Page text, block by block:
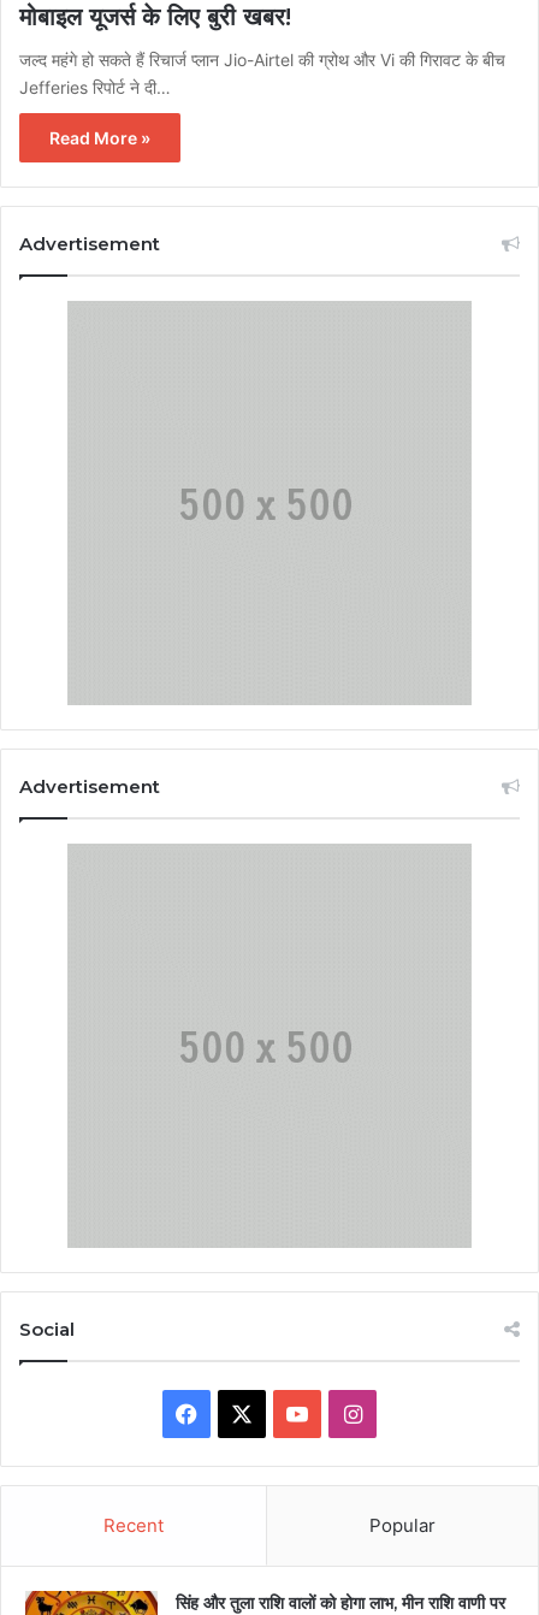
मोबाइल यूजर्स के लिए बुरी खबर!
जल्द महंगे हो सकते हैं रिचार्ज प्लान Jio-Airtel की ग्रोथ और Vi की गिरावट के बीच
Jefferies रिपोर्ट ने दी…
Read More »
Advertisement
Advertisement
Social
Facebook YouTubeInstagram
Recent Popular
सिंह और तुला राशि वालों को होगा लाभ, मीन राशि वाणी पर